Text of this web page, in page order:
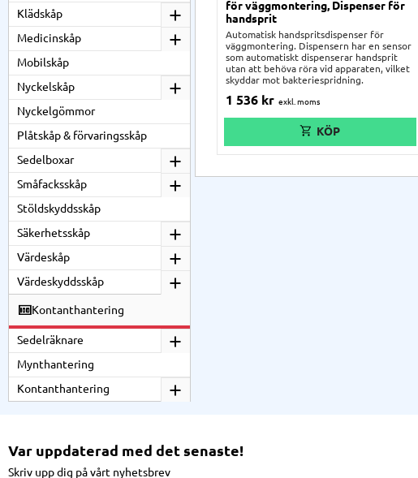
för väggmontering, Dispenser för
handsprit
Automatisk handspritsdispenser för
väggmontering. Dispensern har en sensor
som automatiskt dispenserar handsprit
utan att behöva röra vid apparaten, vilket
skyddar mot bakteriespridning.
1 536 kr
Klädskåp
Medicinskåp
Mobilskåp
Nyckelskåp
Nyckelgömmor
Plåtskåp & förvaringsskåp
Sedelboxar
Småfacksskåp
Stöldskyddsskåp
Säkerhetsskåp
Värdeskåp
Värdeskyddsskåp
Kontanthantering
Sedelräknare
Mynthantering
Kontanthantering
Var uppdaterad med det senaste!
Skriv upp dig på vårt nyhetsbrev